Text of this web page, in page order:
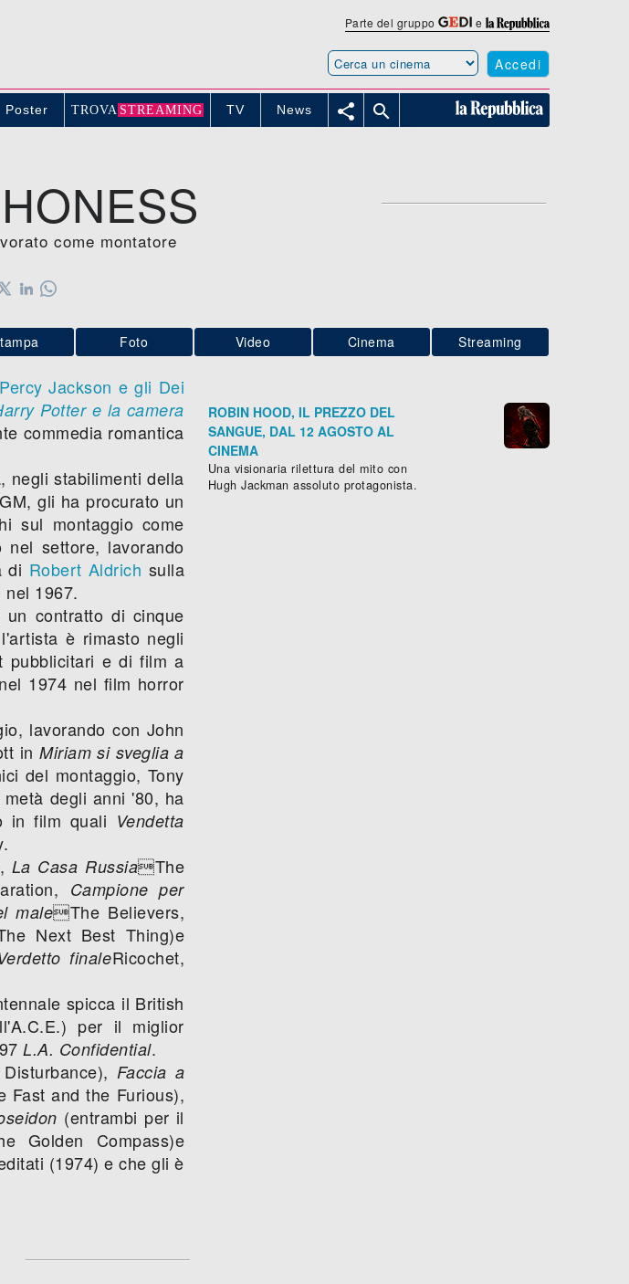
Parte del gruppo e
Accedi
Poster TROVA STREAMING TV News  
come montatore
Foto Video Cinema Streaming
Percy Jackson e gli Dei
Potter e la camera
commedia romantica
negli stabilimenti della
gli ha procurato un
sul montaggio come
settore, lavorando
di Robert Aldrich sulla
1967.
contratto di cinque
è rimasto negli
pubblicitari e di film a
1974 nel film horror
lavorando con John
inMiriam si sveglia a
del montaggio, Tony
degli anni '80, ha
in film quali Vendetta
, La Casa RussiaThe
Campione per
maleThe Believers,
Next Best Thing)e
finaleRicochet,
spicca il British
per il miglior
L.A. Confidential.
Faccia a
Fast and the Furious),
(entrambi per il
Golden Compass)e
(1974) e che gli è
ROBIN HOOD, IL PREZZO DEL
SANGUE, DAL 12 AGOSTO AL
CINEMA
Una visionaria rilettura del mito con
Hugh Jackman assoluto protagonista.